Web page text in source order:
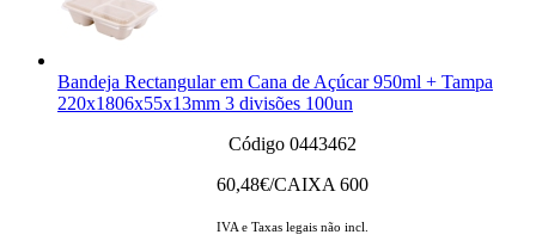
Bandeja Rectangular em Cana de Açúcar 950ml + Tampa
220x1806x55x13mm 3 divisões 100un
Código 0443462
60,48€/CAIXA 600
IVA e Taxas legais não incl.